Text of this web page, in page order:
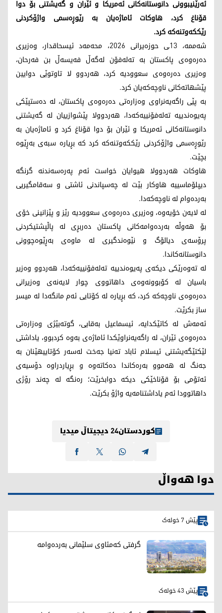
ئەرێنیبوونی دانوستانەکانی ئەمریکا و ئێران و گەیشتنی بۆ دوا
قۆناغ کرد، هاوکات ئاماژەیان بە رێوڕەسمی واژۆکردنی
رێککەوتنەکە کرد.
شەممە، 13ـی حوزەیرانی 2026، محەمەد ئیسحاقدار، وەزیری
دەرەوەی پاکستان بە تەلەفۆن لەگەڵ فەیسەڵ بن فەرحان،
وەزیری دەرەوەی سعوودیە کرد، هەردوو لا تاوتوێی دوایین
پێشهاتەکانی ناوچەکەیان کرد.
بە پێی راگەیەنراوی وەزارەتی دەرەوەی پاکستان، لە دەستپێکی
پەیوەندییە تەلەفۆنییەکەدا، هەردوولا پێشوازییان لە گەیشتنی
دانوستانەکانی ئەمریکا و ئێران بۆ دوا قۆناغ کرد و ئاماژەیان بە
رێوڕەسمی واژۆکردنی رێککەوتنەکە کرد کە بڕیارە سبەی بەڕێوە
بچێت.
هاوکات هەردوولا هیوایان خواست ئەم پەرەسەندنە گرنگە
دیپلۆماسییە هاوکار بێت لە چەسپاندنی ئاشتی و سەقامگیریی
بەردەوام لە ناوچەکەدا.
لە لایەن خۆیەوە، وەزیری دەرەوەی سعوودیە رێز و پێزانینی خۆی
بۆ هەوڵە بەردەوامەکانی پاکستان دەربڕی لە پاڵپشتیکردنی
پرۆسەی دیالۆگ و نێوەندگیری لە ماوەی بەڕێوەچوونی
دانوستانەکاندا.
لە تەوەرێکی دیکەی پەیوەندییە تەلەفۆنییەکەدا، هەردوو وەزیر
باسیان لە کۆبوونەوەی داهاتووی چوار لایەنەی وەزیرانی
دەرەوەی ناوچەکە کرد، کە بڕیارە لە کۆتایی ئەم مانگەدا لە میسر
ساز بکرێت.
ئەمەش لە کاتێکدایە، ئیسماعیل بەقایی، گوتەبێژی وەزارەتی
دەرەوەی ئێران، لە راگەیەنراوێکدا ئاماژەی بەوە کردبوو، یاداشتی
لێکتێگەیشتنی ئیسلام ئاباد تەنیا جەخت لەسەر کۆتاییهێنان بە
جەنگ لە هەموو بەرەکاندا دەکاتەوە و بڕیاردراوە دۆسیەی
ئەتۆمی بۆ قۆناخێکی دیکە دوابخرێت؛ رەنگە لە چەند رۆژی
داهاتوودا ئەم یاداشتنامەیە واژۆ بکرێت.
کوردستان24 دیجیتاڵ میدیا
دوا هەواڵ
پێش 7 خولەک
گرفتی کەمئاوی سلێمانی بەردەوامە
پێش 43 خولەک